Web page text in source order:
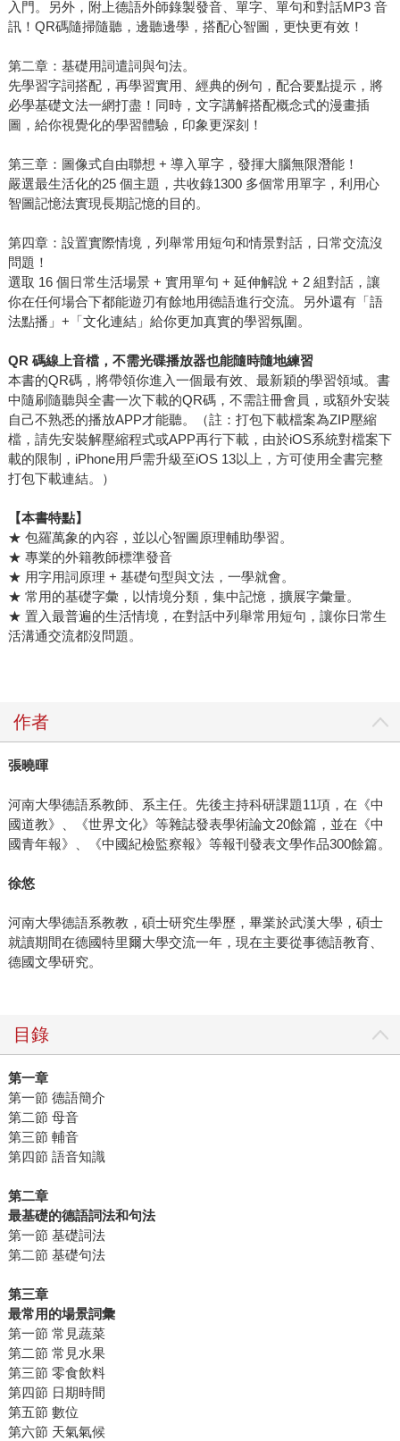
入門。另外，附上德語外師錄製發音、單字、單句和對話MP3 音
訊！QR碼隨掃隨聽，邊聽邊學，搭配心智圖，更快更有效！
第二章：基礎用詞遣詞與句法。
先學習字詞搭配，再學習實用、經典的例句，配合要點提示，將
必學基礎文法一網打盡！同時，文字講解搭配概念式的漫畫插
圖，給你視覺化的學習體驗，印象更深刻！
第三章：圖像式自由聯想 + 導入單字，發揮大腦無限潛能！
嚴選最生活化的25 個主題，共收錄1300 多個常用單字，利用心
智圖記憶法實現長期記憶的目的。
第四章：設置實際情境，列舉常用短句和情景對話，日常交流沒
問題！
選取 16 個日常生活場景 + 實用單句 + 延伸解說 + 2 組對話，讓
你在任何場合下都能遊刃有餘地用德語進行交流。另外還有「語
法點播」+「文化連結」給你更加真實的學習氛圍。
QR 碼線上音檔，不需光碟播放器也能隨時隨地練習
本書的QR碼，將帶領你進入一個最有效、最新穎的學習領域。書
中隨刷隨聽與全書一次下載的QR碼，不需註冊會員，或額外安裝
自己不熟悉的播放APP才能聽。（註：打包下載檔案為ZIP壓縮
檔，請先安裝解壓縮程式或APP再行下載，由於iOS系統對檔案下
載的限制，iPhone用戶需升級至iOS 13以上，方可使用全書完整
打包下載連結。）
【本書特點】
★ 包羅萬象的內容，並以心智圖原理輔助學習。
★ 專業的外籍教師標準發音
★ 用字用詞原理 + 基礎句型與文法，一學就會。
★ 常用的基礎字彙，以情境分類，集中記憶，擴展字彙量。
★ 置入最普遍的生活情境，在對話中列舉常用短句，讓你日常生
活溝通交流都沒問題。
作者
張曉暉
河南大學德語系教師、系主任。先後主持科研課題11項，在《中
國道教》、《世界文化》等雜誌發表學術論文20餘篇，並在《中
國青年報》、《中國紀檢監察報》等報刊發表文學作品300餘篇。
徐悠
河南大學德語系教教，碩士研究生學歷，畢業於武漢大學，碩士
就讀期間在德國特里爾大學交流一年，現在主要從事德語教育、
德國文學研究。
目錄
第一章
第一節 德語簡介
第二節 母音
第三節 輔音
第四節 語音知識
第二章
最基礎的德語詞法和句法
第一節 基礎詞法
第二節 基礎句法
第三章
最常用的場景詞彙
第一節 常見蔬菜
第二節 常見水果
第三節 零食飲料
第四節 日期時間
第五節 數位
第六節 天氣氣候